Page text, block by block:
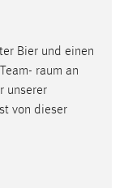
Bier und einen
raum an
unserer
von dieser